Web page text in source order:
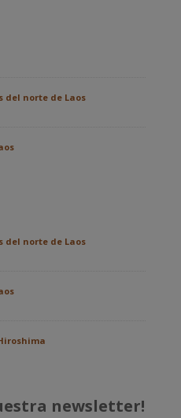
del norte de Laos
del norte de Laos
newsletter!